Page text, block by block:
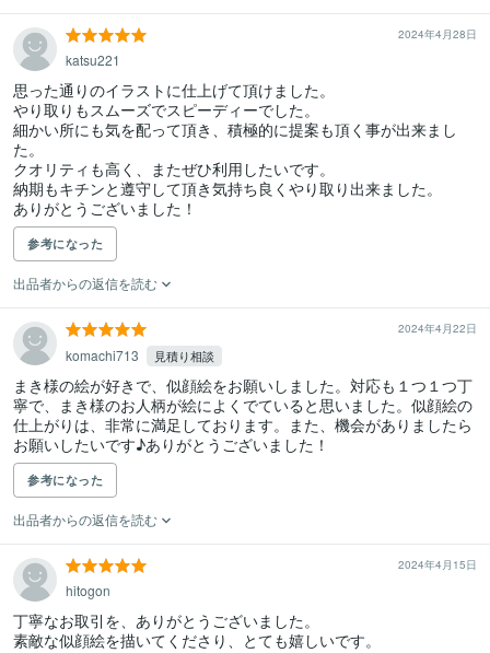
2024年4月28日
katsu221
思った通りのイラストに仕上げて頂けました。
やり取りもスムーズでスピーディーでした。
細かい所にも気を配って頂き、積極的に提案も頂く事が出来まし
た。
クオリティも高く、またぜひ利用したいです。
納期もキチンと遵守して頂き気持ち良くやり取り出来ました。
ありがとうございました！
参考になった
出品者からの返信を読む
2024年4月22日
komachi713 見積り相談
まき様の絵が好きで、似顔絵をお願いしました。対応も１つ１つ丁
寧で、まき様のお人柄が絵によくでていると思いました。似顔絵の
仕上がりは、非常に満足しております。また、機会がありましたら
お願いしたいです♪ありがとうございました！
参考になった
出品者からの返信を読む
2024年4月15日
hitogon
丁寧なお取引を、ありがとうございました。
素敵な似顔絵を描いてくださり、とても嬉しいです。